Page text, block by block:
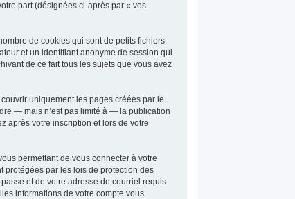
part (désignées ci-après par « vos
de cookies qui sont de petits fichiers
et un identifiant anonyme de session qui
de ce fait tous les sujets que vous avez
uniquement les pages créées par le
— mais n’est pas limité à — la publication
après votre inscription et lors de votre
permettant de vous connecter à votre
protégées par les lois de protection des
et de votre adresse de courriel requis
informations de votre compte vous